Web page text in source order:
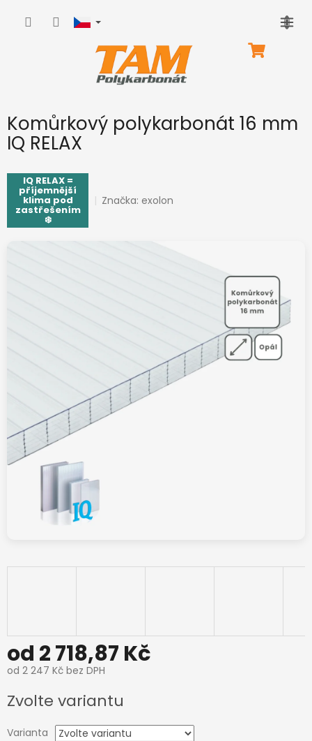
NÁKUPNÍ
Komůrkový polykarbonát 16 mm
IQ RELAX
IQ RELAX =
příjemnější
klima pod
zastřešením
❄️
Značka: exolon
od 2 718,87 Kč
od 2 247 Kč bez DPH
cena:
Zvolte variantu
Varianta